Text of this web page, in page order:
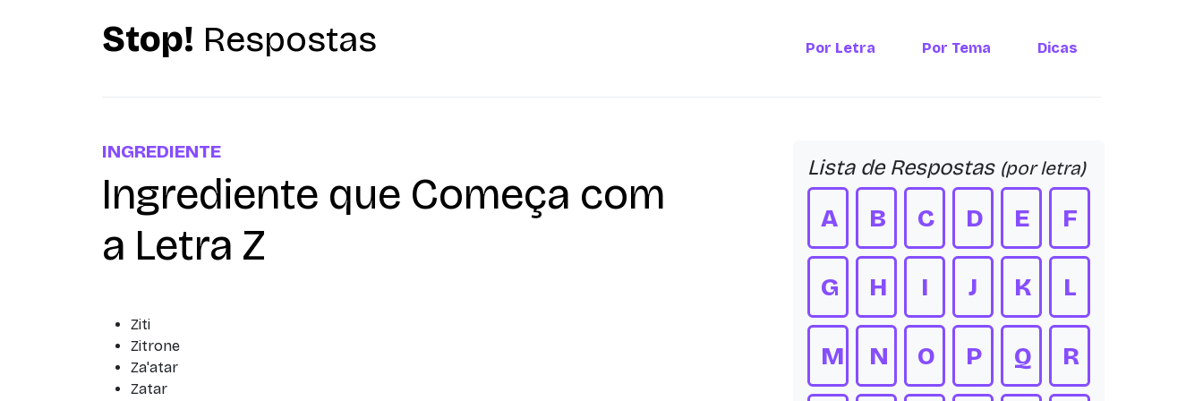
Stop! Respostas Por Letra Por Tema Dicas
INGREDIENTE
Ingrediente que Começa com
a Letra Z
Ziti
Zitrone
Za'atar
Zatar
Lista de Respostas (por letra)
A B C D E F
G H I J K L
M N O P Q R